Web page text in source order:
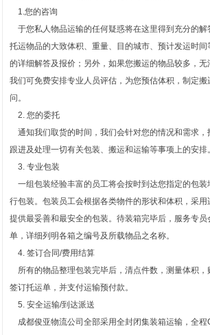
1.您的咨询
于您私人物品运输的任何疑惑将在这里得到充分的解
托运物品的大致体积、重量、目的城市、预计发运时
的详细解答及报价；另外，如果您搬运的物品较多，无
我们可免费安排专业人员评估，为您预估体积，制定
问。
2. 您的委托
通知我们取货的时间，我们会针对您的情况和需求，
跟进及处理一切有关包装、搬运和运输等事项上的安排。
3. 专业包装
一组包装经验丰富的员工将会按时到达您指定的包装
行包装。包装员工会根据各类物件的形状和体积，采用
提供最妥善和最安全的包装。待装箱完毕后，服务专
单，详细列明各箱之编号及所载物品之名称。
4. 签订合同/费用结算
所有的物品整理包装完毕后，清点件数，测量体积，
签订托运单，并支付运输预付款。
5. 安全运输/到达派送
成都俊亚物流公司全部采用全封闭集装箱运输，全程